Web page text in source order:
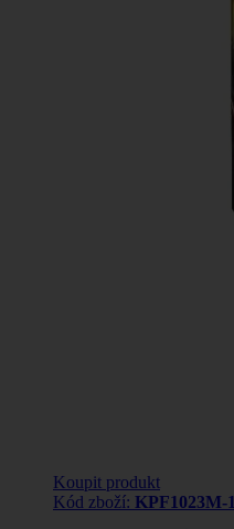
Koupit produkt
Kód zboží: KPF1023M-1